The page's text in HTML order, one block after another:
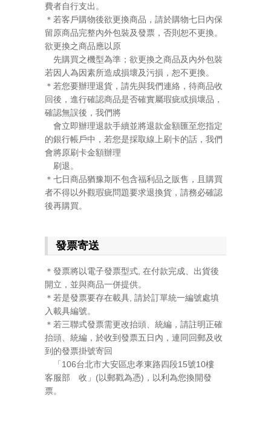
費者自行支出。
＊若客戶購物後欲更換商品，請於購物七日內保
留原商品完整內外包裝及發票，否則恕不更換。
欲更換之商品應以原
先購買之機型為準；欲更換之商品及內外包裝
若因人為因素所造成損壞及污損，恕不更換。
＊若您要辦理退貨，請先與我們連絡，待商品收
回後，進行確認商品是否確實屬瑕疵或損壞品，
確認無誤後，我們將
會立即辦理退款手續並將退款金額匯至您指定
的銀行帳戶中，若您是採取線上刷卡的話，我們
會將原刷卡金額辦理
刷退。
＊七日商品猶豫期不包含福利品之販售，且購買
者不得以外觀瑕疵問題要求退換貨，請務必確認
後再購買。
發票寄送
＊發票將以電子發票型式, 在付款完成、出貨後
開立，並與商品一併提供。
＊若是發票要存在載具, 請於訂單統一編號處填
入載具編號。
＊若三聯式發票需更改抬頭、統編，請註明正確
抬頭、統編，於收到發票五日內，連同回郵及收
到的發票掛號寄回
「106台北市大安區忠孝東路四段15號10樓
客服部 收」(以郵戳為憑)，以利為您換開發
票。